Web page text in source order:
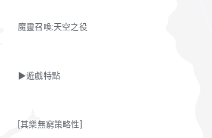
魔靈召喚:天空之役
▶遊戲特點
[其樂無窮策略性]